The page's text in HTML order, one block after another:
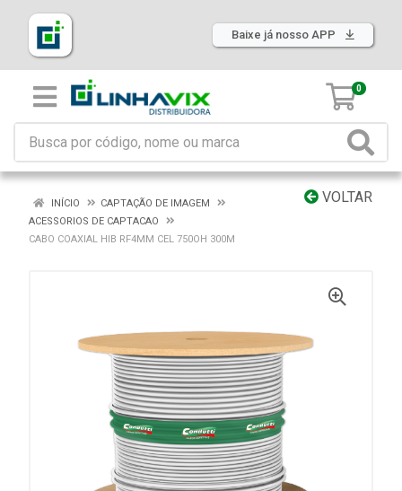
Baixe já nosso APP
0
VOLTAR
INÍCIO
CAPTAÇÃO DE IMAGEM
ACESSORIOS DE CAPTACAO
CABO COAXIAL HIB RF4MM CEL 750OH 300M